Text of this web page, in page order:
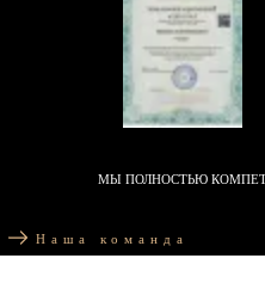
МЫ ПОЛНОСТЬЮ
Наша команда